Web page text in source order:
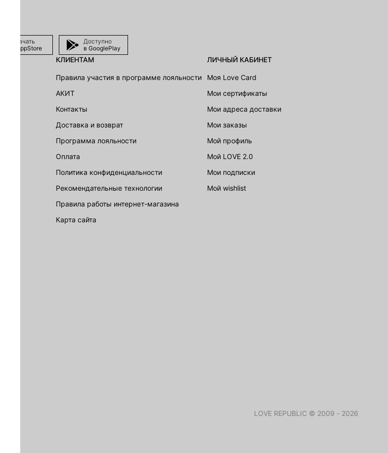
Скачать
в AppStore
Доступно
в GooglePlay
КЛИЕНТАМ
Правила участия в программе лояльности
АКИТ
Контакты
Доставка и возврат
Программа лояльности
Оплата
Политика конфиденциальности
Рекомендательные технологии
Правила работы интернет-магазина
карта сайта
ЛИЧНЫЙ КАБИНЕТ
Моя Love Card
Мои сертификаты
Мои адреса доставки
Мои заказы
Мой профиль
Мой LOVE 2.0
Мои подписки
Мой wishlist
LOVE REPUBLIC © 2009 - 2026